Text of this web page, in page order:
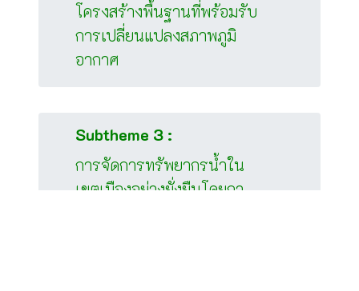
โครงสร้างพื้นฐานที่พร้อมรับ
การเปลี่ยนแปลงสภาพภูมิ
อากาศ
Subtheme 3 :
การจัดการทรัพยากรน้ำใน
เขตเมืองอย่างยั่งยืนโดยกา